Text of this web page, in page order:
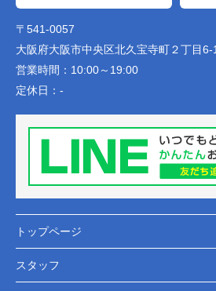
〒541-0057
大阪府大阪市中央区北久宝寺町２丁目
営業時間： 10:00～19:00
定休日： -
トップページ
スタッフ